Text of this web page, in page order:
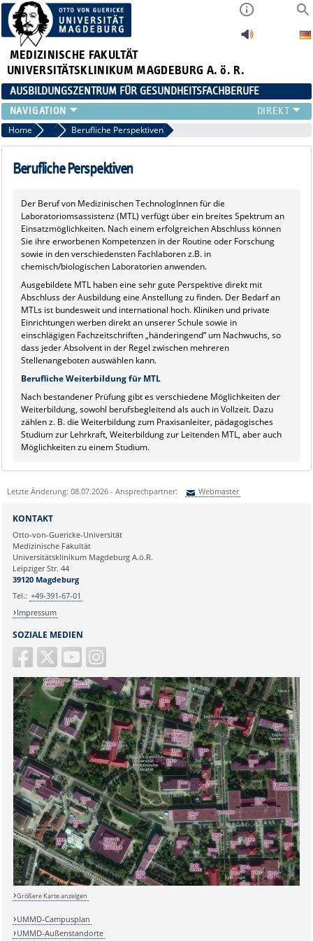
MEDIZINISCHE FAKULTÄT
UNIVERSITÄTSKLINIKUM MAGDEBURG A. ö. R.
AUSBILDUNGSZENTRUM FÜR GESUNDHEITSFACHBERUFE
AUSBILDUNG
FORT- UND WEITERBILDUNGEN
DUALES STUDIUM HEBAMMENWISSENSCHAFT
AZG INTERN
Home Klappbox MT-L
Berufliche Perspektiven
Berufliche Perspektiven
Der Beruf von Medizinischen TechnologInnen für die
Laboratoriomsassistenz (MTL) verfügt über ein breites Spektrum an
Einsatzmöglichkeiten. Nach einem erfolgreichen Abschluss können
Sie ihre erworbenen Kompetenzen in der Routine oder Forschung
sowie in den verschiedensten Fachlaboren z.B. in
chemisch/biologischen Laboratorien anwenden.
Ausgebildete MTL haben eine sehr gute Perspektive direkt mit
Abschluss der Ausbildung eine Anstellung zu finden. Der Bedarf an
MTLs ist bundesweit und international hoch. Kliniken und private
Einrichtungen werben direkt an unserer Schule sowie in
einschlägigen Fachzeitschriften „händeringend“ um Nachwuchs, so
dass jeder Absolvent in der Regel zwischen mehreren
Stellenangeboten auswählen kann.
Berufliche Weiterbildung für MTL
Nach bestandener Prüfung gibt es verschiedene Möglichkeiten der
Weiterbildung, sowohl berufsbegleitend als auch in Vollzeit. Dazu
zählen z. B. die Weiterbildung zum Praxisanleiter, pädagogisches
Studium zur Lehrkraft, Weiterbildung zur Leitenden MTL, aber auch
Möglichkeiten zu einem Studium.
Letzte Änderung: 08.07.2026 - Ansprechpartner: Webmaster
Ihre E-Mailadresse:
Ihr Anliegen:
Sicherheitsabfrage:
SOZIALE MEDIEN
KONTAKT
Otto-von-Guericke-Universität
Medizinische Fakultät
Universitätsklinikum Magdeburg A.ö.R.
Leipziger Str. 44
39120 Magdeburg
Tel.: +49-391-67-01
Impressum
Größere Karte anzeigen
UMMD-Campusplan
UMMD-Außenstandorte